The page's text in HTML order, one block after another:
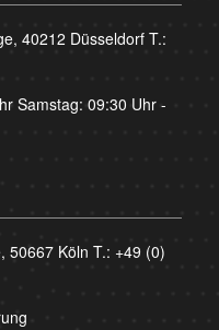
40212 Düsseldorf T.:
Samstag: 09:30 Uhr -
50667 Köln T.: +49 (0)